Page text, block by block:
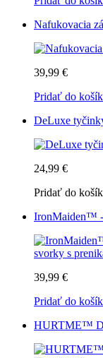
Nafukovacia
39,99 €
Pridať do
DeLuxe
24,99 €
Pridať do
IronMaiden™
39,99 €
Pridať do
HURTME™